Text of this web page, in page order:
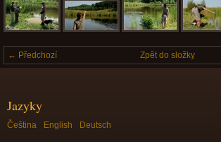
← Předchozí Zpět do složky
Jazyky
Čeština English Deutsch